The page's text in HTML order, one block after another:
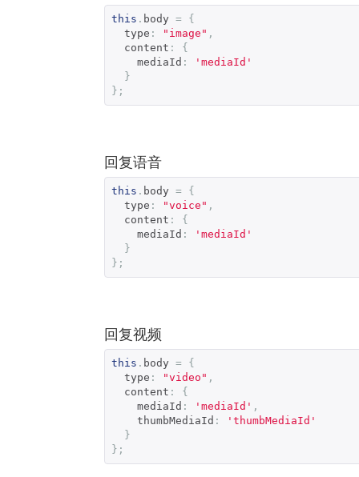
this . body = {
  type
: "image" ,
  content
:
{
    mediaId
:
'mediaId'
}
};
回复语音
this . body = {
  type
: "voice" ,
  content
:
{
    mediaId
:
'mediaId'
}
};
回复视频
this . body = {
  type
: "video" ,
  content
:
{
    mediaId
: 'mediaId' ,
    thumbMediaId
:
'thumbMediaId'
}
};